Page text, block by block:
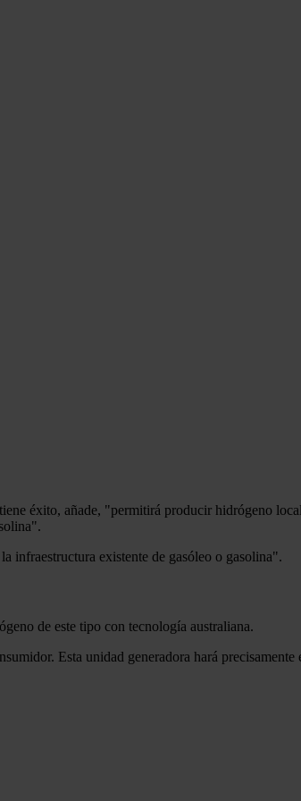
éxito, añade, "permitirá producir hidrógeno
infraestructura existente de gasóleo o gasolina".
de este tipo con tecnología australiana.
Esta unidad generadora hará precisamente